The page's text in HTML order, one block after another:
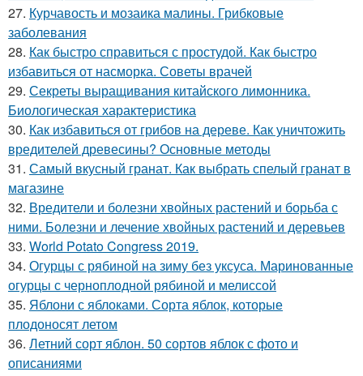
27. Курчавость и мозаика малины. Грибковые
заболевания
28. Как быстро справиться с простудой. Как быстро
избавиться от насморка. Советы врачей
29. Секреты выращивания китайского лимонника.
Биологическая характеристика
30. Как избавиться от грибов на дереве. Как уничтожить
вредителей древесины? Основные методы
31. Самый вкусный гранат. Как выбрать спелый гранат в
магазине
32. Вредители и болезни хвойных растений и борьба с
ними. Болезни и лечение хвойных растений и деревьев
33. World Potato Congress 2019.
34. Огурцы с рябиной на зиму без уксуса. Маринованные
огурцы с черноплодной рябиной и мелиссой
35. Яблони с яблоками. Сорта яблок, которые
плодоносят летом
36. Летний сорт яблон. 50 сортов яблок с фото и
описаниями